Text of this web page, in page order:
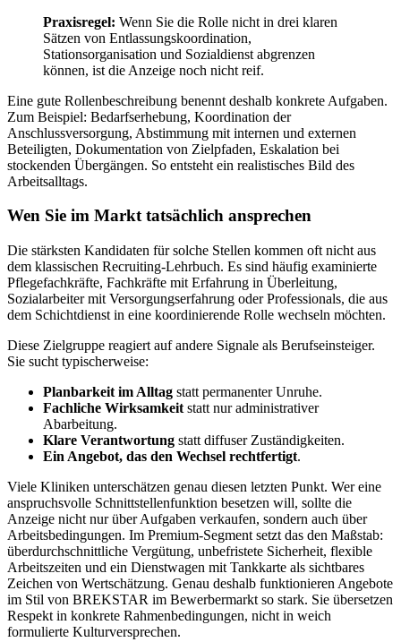
Praxisregel: Wenn Sie die Rolle nicht in drei klaren
Sätzen von Entlassungskoordination,
Stationsorganisation und Sozialdienst abgrenzen
können, ist die Anzeige noch nicht reif.
Eine gute Rollenbeschreibung benennt deshalb konkrete Aufgaben.
Zum Beispiel: Bedarfserhebung, Koordination der
Anschlussversorgung, Abstimmung mit internen und externen
Beteiligten, Dokumentation von Zielpfaden, Eskalation bei
stockenden Übergängen. So entsteht ein realistisches Bild des
Arbeitsalltags.
Wen Sie im Markt tatsächlich ansprechen
Die stärksten Kandidaten für solche Stellen kommen oft nicht aus
dem klassischen Recruiting-Lehrbuch. Es sind häufig examinierte
Pflegefachkräfte, Fachkräfte mit Erfahrung in Überleitung,
Sozialarbeiter mit Versorgungserfahrung oder Professionals, die aus
dem Schichtdienst in eine koordinierende Rolle wechseln möchten.
Diese Zielgruppe reagiert auf andere Signale als Berufseinsteiger.
Sie sucht typischerweise:
Planbarkeit im Alltag statt permanenter Unruhe.
Fachliche Wirksamkeit statt nur administrativer
Abarbeitung.
Klare Verantwortung statt diffuser Zuständigkeiten.
Ein Angebot, das den Wechsel rechtfertigt.
Viele Kliniken unterschätzen genau diesen letzten Punkt. Wer eine
anspruchsvolle Schnittstellenfunktion besetzen will, sollte die
Anzeige nicht nur über Aufgaben verkaufen, sondern auch über
Arbeitsbedingungen. Im Premium-Segment setzt das den Maßstab:
überdurchschnittliche Vergütung, unbefristete Sicherheit, flexible
Arbeitszeiten und ein Dienstwagen mit Tankkarte als sichtbares
Zeichen von Wertschätzung. Genau deshalb funktionieren Angebote
im Stil von BREKSTAR im Bewerbermarkt so stark. Sie übersetzen
Respekt in konkrete Rahmenbedingungen, nicht in weich
formulierte Kulturversprechen.